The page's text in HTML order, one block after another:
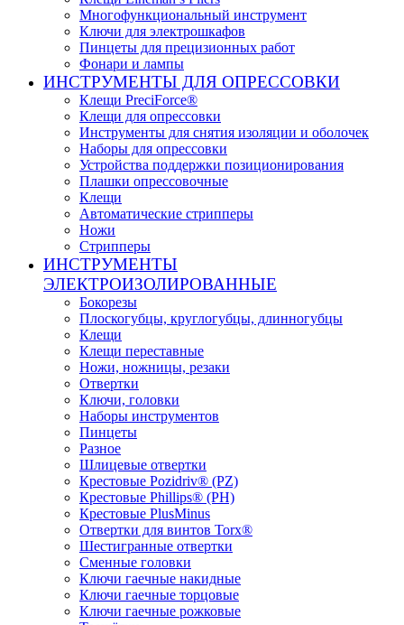
Многофункциональный инструмент
Ключи для электрошкафов
Пинцеты для прецизионных работ
Фонари и лампы
ИНСТРУМЕНТЫ ДЛЯ ОПРЕССОВКИ
Клещи PreciForce®
Клещи для опрессовки
Инструменты для снятия изоляции и оболочек
Наборы для опрессовки
Устройства поддержки позиционирования
Плашки опрессовочные
Клещи
Автоматические стрипперы
Ножи
Стрипперы
ИНСТРУМЕНТЫ
ЭЛЕКТРОИЗОЛИРОВАННЫЕ
Бокорезы
Плоскогубцы, круглогубцы, длинногубцы
Клещи
Клещи переставные
Ножи, ножницы, резаки
Отвертки
Ключи, головки
Наборы инструментов
Пинцеты
Разное
Шлицевые отвертки
Крестовые Pozidriv® (PZ)
Крестовые Phillips® (PH)
Крестовые PlusMinus
Отвертки для винтов Torx®
Шестигранные отвертки
Сменные головки
Ключи гаечные накидные
Ключи гаечные торцовые
Ключи гаечные рожковые